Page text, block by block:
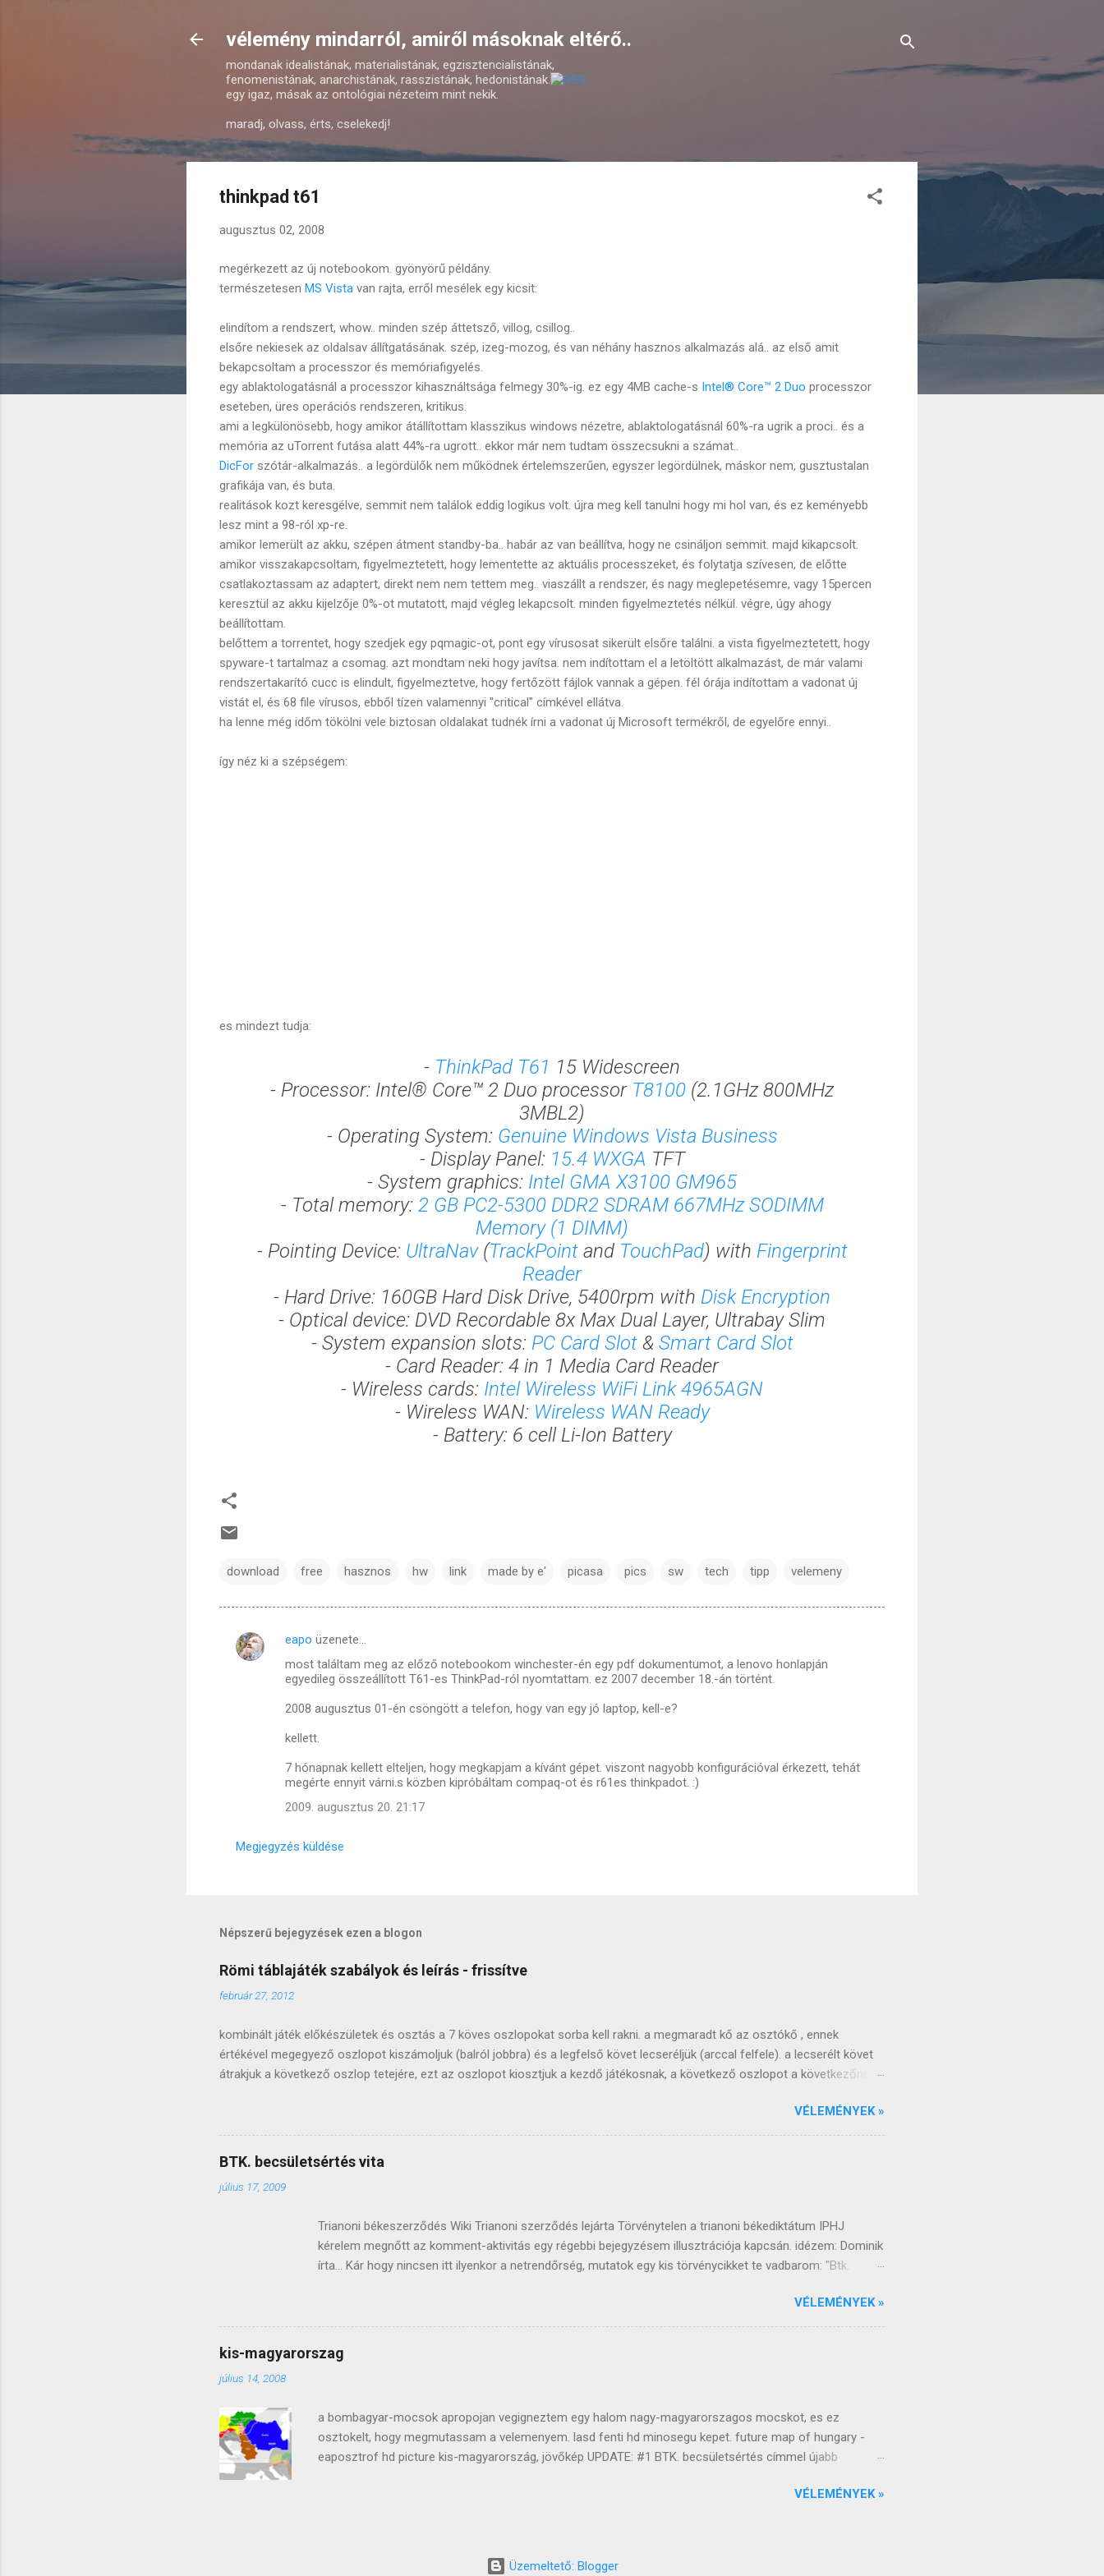
vélemény mindarról, amiről másoknak eltérő..
mondanak idealistának, materialistának, egzisztencialistának,
fenomenistának, anarchistának, rasszistának, hedonistának.
egy igaz, másak az ontológiai nézeteim mint nekik.
maradj, olvass, érts, cselekedj!
thinkpad t61
augusztus 02, 2008
megérkezett az új notebookom. gyönyörű példány.
természetesen MS Vista van rajta, erről mesélek egy kicsit:
elindítom a rendszert, whow.. minden szép áttetsző, villog, csillog..
elsőre nekiesek az oldalsav állítgatásának. szép, izeg-mozog, és van néhány hasznos alkalmazás alá.. az első amit
bekapcsoltam a processzor és memóriafigyelés.
egy ablaktologatásnál a processzor kihasználtsága felmegy 30%-ig. ez egy 4MB cache-s Intel® Core™ 2 Duo processzor
eseteben, üres operációs rendszeren, kritikus.
ami a legkülönösebb, hogy amikor átállítottam klasszikus windows nézetre, ablaktologatásnál 60%-ra ugrik a proci.. és a
memória az uTorrent futása alatt 44%-ra ugrott.. ekkor már nem tudtam összecsukni a számat..
DicFor szótár-alkalmazás.. a legördülők nem működnek értelemszerűen, egyszer legördülnek, máskor nem, gusztustalan
grafikája van, és buta.
realitások kozt keresgélve, semmit nem találok eddig logikus volt. újra meg kell tanulni hogy mi hol van, és ez keményebb
lesz mint a 98-ról xp-re.
amikor lemerült az akku, szépen átment standby-ba.. habár az van beállítva, hogy ne csináljon semmit. majd kikapcsolt.
amikor visszakapcsoltam, figyelmeztetett, hogy lementette az aktuális processzeket, és folytatja szívesen, de előtte
csatlakoztassam az adaptert, direkt nem nem tettem meg.. viaszállt a rendszer, és nagy meglepetésemre, vagy 15percen
keresztül az akku kijelzője 0%-ot mutatott, majd végleg lekapcsolt. minden figyelmeztetés nélkül. végre, úgy ahogy
beállítottam.
belőttem a torrentet, hogy szedjek egy pqmagic-ot, pont egy vírusosat sikerült elsőre találni. a vista figyelmeztetett, hogy
spyware-t tartalmaz a csomag. azt mondtam neki hogy javítsa. nem indítottam el a letöltött alkalmazást, de már valami
rendszertakarító cucc is elindult, figyelmeztetve, hogy fertőzött fájlok vannak a gépen. fél órája indítottam a vadonat új
vistát el, és 68 file vírusos, ebből tízen valamennyi "critical" címkével ellátva.
ha lenne még időm tökölni vele biztosan oldalakat tudnék írni a vadonat új Microsoft termékről, de egyelőre ennyi..
így néz ki a szépségem:
es mindezt tudja:
- ThinkPad T61 15 Widescreen
- Processor: Intel® Core™ 2 Duo processor T8100 (2.1GHz 800MHz
3MBL2)
- Operating System: Genuine Windows Vista Business
- Display Panel: 15.4 WXGA TFT
- System graphics: Intel GMA X3100 GM965
- Total memory: 2 GB PC2-5300 DDR2 SDRAM 667MHz SODIMM
Memory (1 DIMM)
- Pointing Device: UltraNav (TrackPointand TouchPad) with Fingerprint
Reader
- Hard Drive: 160GB Hard Disk Drive, 5400rpm with Disk Encryption
- Optical device: DVD Recordable 8x Max Dual Layer, Ultrabay Slim
- System expansion slots: PC Card Slot& Smart Card Slot
- Card Reader: 4 in 1 Media Card Reader
- Wireless cards: Intel Wireless WiFi Link 4965AGN
- Wireless WAN: Wireless WAN Ready
- Battery: 6 cell Li-Ion Battery
download free hasznos hw link made by e' picasa pics sw tech tipp velemeny
M
s
eapo üzenete…
most találtam meg az előző notebookom winchester-én egy pdf dokumentumot, a lenovo honlapján
egyedileg összeállított T61-es ThinkPad-ról nyomtattam. ez 2007 december 18.-án történt.
2008 augusztus 01-én csöngött a telefon, hogy van egy jó laptop, kell-e?
kellett.
7 hónapnak kellett elteljen, hogy megkapjam a kívánt gépet. viszont nagyobb konfigurációval érkezett, tehát
megérte ennyit várni.s közben kipróbáltam compaq-ot és r61es thinkpadot. :)
2009. augusztus 20. 21:17
Megjegyzés küldése
Népszerű bejegyzések ezen a blogon
Römi táblajáték szabályok és leírás - frissítve
február 27, 2012
kombinált játék előkészületek és osztás a 7 köves oszlopokat sorba kell rakni. a megmaradt kő az osztókő , ennek
értékével megegyező oszlopot kiszámoljuk (balról jobbra) és a legfelső követ lecseréljük (arccal felfele). a lecserélt követ
átrakjuk a következő oszlop tetejére, ezt az oszlopot kiosztjuk a kezdő játékosnak, a következő oszlopot a következőnek
oszlopot , a következő oszlopot felrakjuk az azután következő tetejére, innen fogunk szedni . ha az oszlopok elfogynak , a
baloldali elsővel folytatjuk, ha játék közben elfogynak az oszlopok, az asztalon lévő köveket megkeverjük és oszlopokba
szedjük. az osztóköves (játékban szépkőnek nevezzük) oszlophoz nem nyúlunk. felpakoljuk a köveket a táblára (mindenki
elcserélni ellenőrzéskén...
VÉLEMÉNYEK »
BTK. becsületsértés vita
július 17, 2009
Trianoni békeszerződés Wiki Trianoni szerződés lejárta Törvénytelen a trianoni békediktátum IPHJ
kérelem megnőtt az komment-aktivitás egy régebbi bejegyzésem illusztrációja kapcsán. idézem: Dominik
írta... Kár hogy nincsen itt ilyenkor a netrendőrség, mutatok egy kis törvénycikket te vadbarom: "Btk.
lealacsonyító kifejezést használ, vagy más ilyen cselekményt követ el, ha súlyosabb bűncselekmény nem
valósul meg, vétség miatt egy évig terjedő szabadságvesztéssel, közérdekű munkával vagy
hogy talán ki lehet ez a senkiházi nyominger. Hidd el, van jobb dolgom, minthogy meddő vitát folytassak
VÉLEMÉNYEK »
kis-magyarorszag
július 14, 2008
a bombagyar-mocsok apropojan vegigneztem egy halom nagy-magyarorszagos mocskot, es ez
osztokelt, hogy megmutassam a velemenyem. lasd fenti hd minosegu kepet. future map of hungary -
eaposztrof hd picture kis-magyarország, jövőkép UPDATE: #1 BTK. becsületsértés címmel újabb
Hungarian Patriot A Blogretek videója ezen bejegyzés alapján született. mindenki figyelmébe ajánlom
középen az a kis futóhomok már nem kellett senkinek? #4 Kettőskereszt Új irány - A duarborizmus
VÉLEMÉNYEK »
Üzemeltető: Blogger